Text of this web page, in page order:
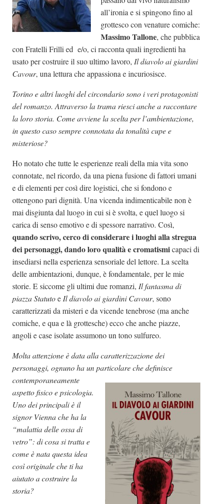
Archivio
Autori
Partnership
Giallo Stresa
Premio Chiara
Tabù Festival 2014
A Tutto Volume
Marketing
all’ironia e si spingono fino al
grottesco con venature comiche:
Massimo Tallone, che pubblica
con Fratelli Frilli ed e/o, ci racconta quali ingredienti ha
usato per costruire il suo ultimo lavoro, Il diavolo ai giardini
Cavour, una lettura che appassiona e incuriosisce.
Torino e altri luoghi del circondario sono i veri protagonisti
del romanzo. Attraverso la trama riesci anche a raccontare
la loro storia. Come avviene la scelta per l’ambientazione,
in questo caso sempre connotata da tonalità cupe e
misteriose?
Ho notato che tutte le esperienze reali della mia vita sono
connotate, nel ricordo, da una piena fusione di fattori umani
e di elementi per così dire logistici, che si fondono e
ottengono pari dignità. Una vicenda indimenticabile non è
mai disgiunta dal luogo in cui si è svolta, e quel luogo si
carica di senso emotivo e di spessore narrativo. Così,
quando scrivo, cerco di considerare i luoghi alla stregua
dei personaggi, dando loro qualità e cromatismicapaci di
insediarsi nella esperienza sensoriale del lettore. La scelta
delle ambientazioni, dunque, è fondamentale, per le mie
storie. E siccome gli ultimi due romanzi, Il fantasma di
piazza Statutoe Il diavolo ai giardini Cavour, sono
caratterizzati da misteri e da vicende tenebrose (ma anche
comiche, e qua e là grottesche) ecco che anche piazze,
angoli e case isolate assumono un tono sulfureo.
Molta attenzione è data alla caratterizzazione dei
personaggi, ognuno ha un particolare che definisce
contemporaneamente
aspetto fisico e psicologia.
Uno dei principali è il
signor Vienna che ha la
“malattia delle ossa di
vetro”: di cosa si tratta e
come è nata questa idea
così originale che ti ha
aiutato a costruire la
storia?